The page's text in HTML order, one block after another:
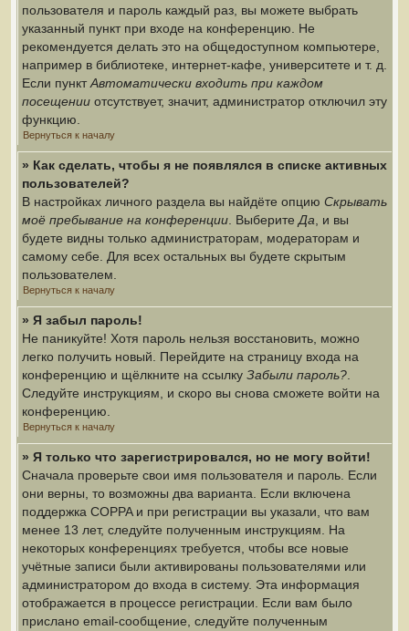
пользователя и пароль каждый раз, вы можете выбрать
указанный пункт при входе на конференцию. Не
рекомендуется делать это на общедоступном компьютере,
например в библиотеке, интернет-кафе, университете и т. д.
Если пунктАвтоматически входить при каждом
посещении отсутствует, значит, администратор отключил эту
функцию.
Вернуться к началу
» Как сделать, чтобы я не появлялся в списке активных
пользователей?
В настройках личного раздела вы найдёте опцию Скрывать
моё пребывание на конференции . Выберите Да , и вы
будете видны только администраторам, модераторам и
самому себе. Для всех остальных вы будете скрытым
пользователем.
Вернуться к началу
» Я забыл пароль!
Не паникуйте! Хотя пароль нельзя восстановить, можно
легко получить новый. Перейдите на страницу входа на
конференцию и щёлкните на ссылку Забыли пароль?
Следуйте инструкциям, и скоро вы снова сможете войти на
конференцию.
Вернуться к началу
» Я только что зарегистрировался, но не могу войти!
Сначала проверьте свои имя пользователя и пароль. Если
они верны, то возможны два варианта. Если включена
поддержка COPPA и при регистрации вы указали, что вам
менее 13 лет, следуйте полученным инструкциям. На
некоторых конференциях требуется, чтобы все новые
учётные записи были активированы пользователями или
администратором до входа в систему. Эта информация
отображается в процессе регистрации. Если вам было
прислано email-сообщение, следуйте полученным